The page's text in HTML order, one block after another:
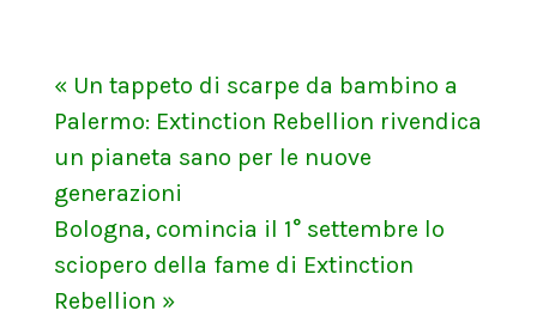
« Un tappeto di scarpe da bambino a
Palermo: Extinction Rebellion rivendica
un pianeta sano per le nuove
generazioni
Bologna, comincia il 1° settembre lo
sciopero della fame di Extinction
Rebellion »